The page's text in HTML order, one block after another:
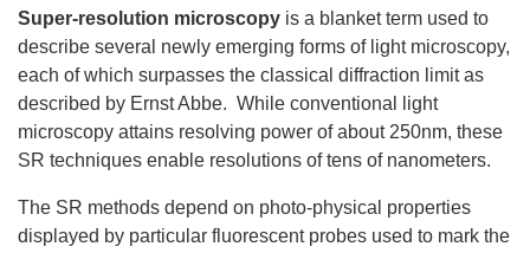
Super-resolution microscopy is a blanket term used to
describe several newly emerging forms of light microscopy,
each of which surpasses the classical diffraction limit as
described by Ernst Abbe. While conventional light
microscopy attains resolving power of about 250nm, these
SR techniques enable resolutions of tens of nanometers.
The SR methods depend on photo-physical properties
displayed by particular fluorescent probes used to mark the